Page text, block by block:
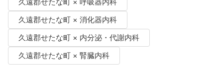
久遠郡せたな町 × 呼吸器内科
久遠郡せたな町 × 消化器内科
久遠郡せたな町 × 内分泌・代謝内科
久遠郡せたな町 × 腎臓内科